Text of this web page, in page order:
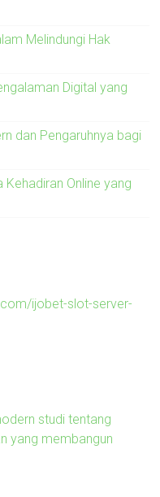
Melindungi Hak
Digital yang
dan Pengaruhnya bagi
Kehadiran Online yang
ijobet-slot-server-
studi tentang
yang membangun